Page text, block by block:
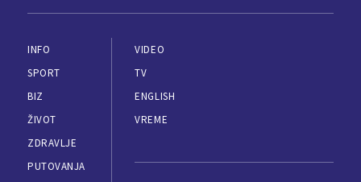
INFO
SPORT
BIZ
ŽIVOT
ZDRAVLJE
PUTOVANJA
VIDEO
TV
ENGLISH
VREME